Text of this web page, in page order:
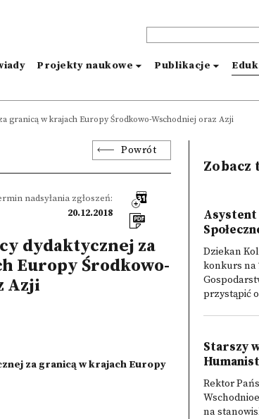
Projekty naukowe Publikacje
granicą w krajach Europy Środkowo-Wschodniej oraz Azji
Powrót
nadsyłania zgłoszeń:
20.12.2018
dydaktycznej za
Europy Środkowo-
Azji
za granicą w krajach Europy
Zobacz
Dziekan
konkurs na
przystąpić
Starszy
Rektor
na